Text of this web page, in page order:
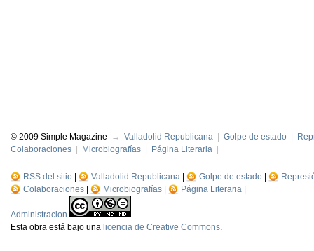
© 2009 Simple Magazine → Valladolid Republicana Golpe de estado
Colaboraciones
Microbiografías Página Literaria
RSS del sitio Valladolid Republicana Golpe de estado
Colaboraciones
Microbiografías Página Literaria
Administracion
Esta obra está bajo una licencia de Creative Commons.